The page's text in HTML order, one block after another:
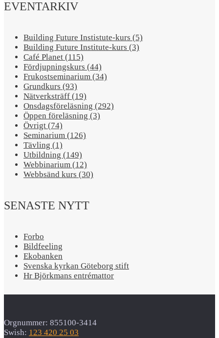
EVENTARKIV
Building Future Instistute-kurs (5)
Building Future Institute-kurs (3)
Café Planet (115)
Fördjupningskurs (44)
Frukostseminarium (34)
Grundkurs (93)
Nätverksträff (19)
Onsdagsföreläsning (292)
Öppen föreläsning (3)
Övrigt (74)
Seminarium (126)
Tävling (1)
Utbildning (149)
Webbinarium (12)
Webbsänd kurs (30)
SENASTE NYTT
Forbo
Bildfeeling
Ekobanken
Svenska kyrkan Göteborg stift
Hr Björkmans entrémattor
Orgnummer: 855100-3414
Swish: 123 420 25 03